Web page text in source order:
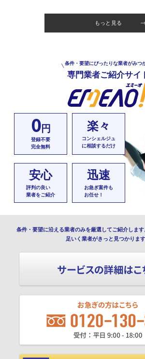
もっと見る
条件・要望にぴったりな業者がみつ
専門業者ご紹介サイ
0円
登録不要
完全無料
楽々
コンシェルジュ
に相談するだけ
安心
評判の良い
業者をご紹介
迅速
お急ぎ案件も
お任せ！
条件・要望に沿える業者のみを厳選してご紹介しま
足いく業者がきっと見つかります